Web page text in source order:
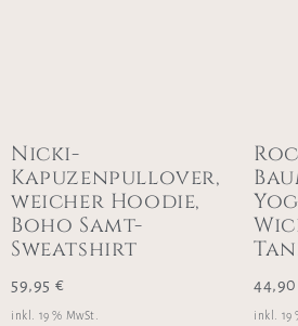
Nicki-
Kapuzenpullover,
weicher Hoodie,
Boho Samt-
Sweatshirt
59,95 €
inkl. 19 % MwSt.
44,90
inkl. 19